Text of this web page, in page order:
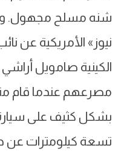
شنه مسلح مجهول.
نيوز» الأمريكية عن
الكينية صامويل أراشي
مصرعهم عندما قام
بشكل كثيف على
تسعة كيلومترات عن